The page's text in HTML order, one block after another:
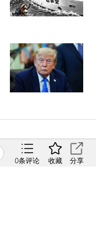
0条评论 收藏 分享